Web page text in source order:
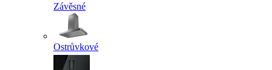
Závěsné
Ostrůvkové